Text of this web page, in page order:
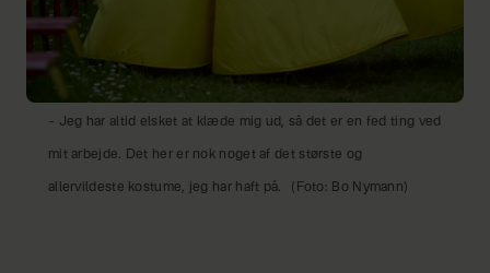
– Jeg har altid elsket at klæde mig ud, så det er en fed ting ved
mit arbejde. Det her er nok noget af det største og
allervildeste kostume, jeg har haft på. (Foto: Bo Nymann)